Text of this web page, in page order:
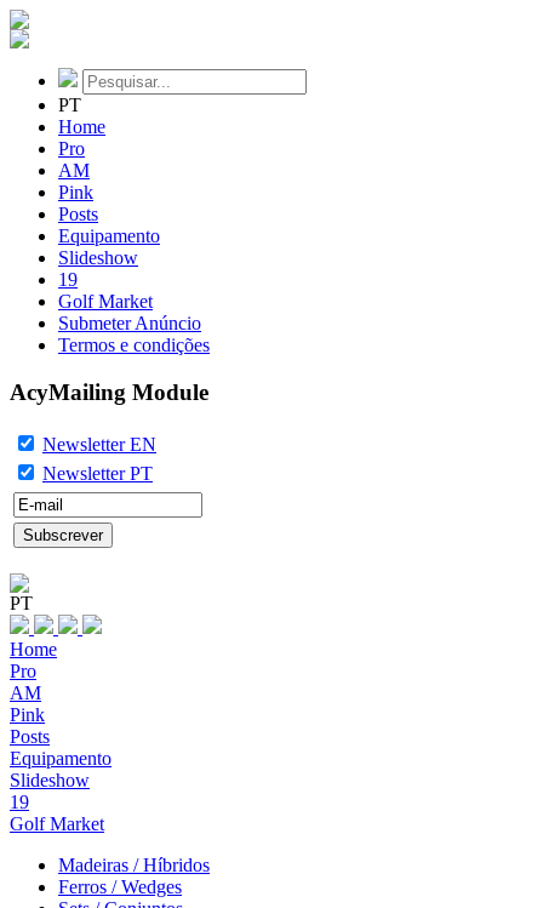
PT
Home
Pro
AM
Pink
Posts
Equipamento
Slideshow
19
Golf Market
Submeter Anúncio
Termos e condições
AcyMailing Module
Newsletter EN
Newsletter PT
PT
Home
Pro
AM
Pink
Posts
Equipamento
Slideshow
19
Golf Market
Madeiras / Híbridos
Ferros / Wedges